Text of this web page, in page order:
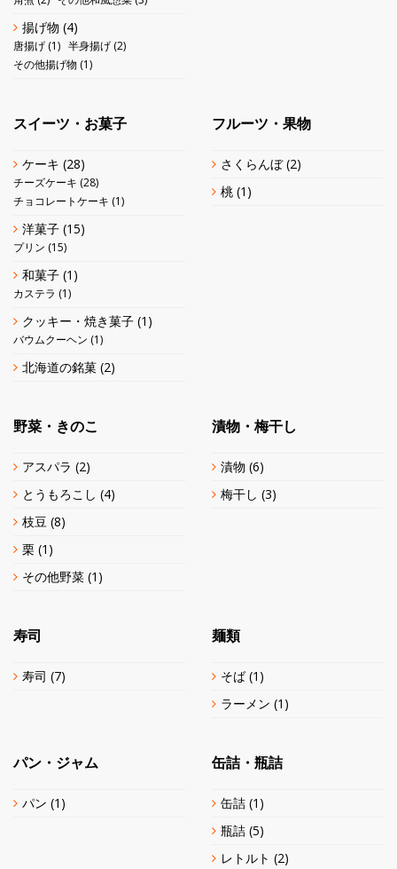
揚げ物 (4)
唐揚げ (1) 半身揚げ (2)
その他揚げ物 (1)
スイーツ・お菓子
ケーキ (28)
チーズケーキ (28)
チョコレートケーキ (1)
洋菓子 (15)
プリン (15)
和菓子 (1)
カステラ (1)
クッキー・焼き菓子 (1)
バウムクーヘン (1)
北海道の銘菓 (2)
フルーツ・果物
さくらんぼ(2)
桃 (1)
野菜・きのこ
アスパラ (2)
とうもろこし (4)
枝豆 (8)
栗 (1)
その他野菜 (1)
漬物・梅干し
漬物 (6)
梅干し (3)
寿司
寿司 (7)
麺類
そば(1)
ラーメン (1)
パン・ジャム
パン (1)
缶詰・瓶詰
缶詰 (1)
瓶詰 (5)
レトルト (2)